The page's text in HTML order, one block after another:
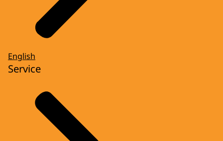
English
Service